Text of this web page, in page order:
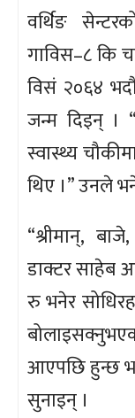
वर्थिङ
गाविस–८ कि
विसं २०६४
जन्म दिइन् ।
स्वास्थ्य
थिए ।” उनले
“श्रीमान्,
डाक्टर साहेब
रु भनेर
आएपछि हुन्छ
सुनाइन् ।